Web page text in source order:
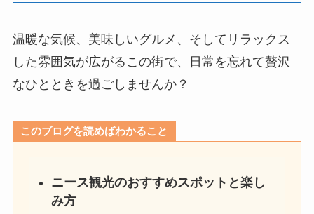
温暖な気候、美味しいグルメ、そしてリラックス
した雰囲気が広がるこの街で、日常を忘れて贅沢
なひとときを過ごしませんか？
このブログを読めばわかること
ニース観光のおすすめスポットと楽し
み方